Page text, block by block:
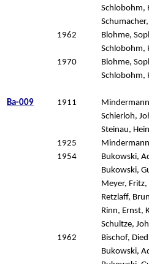
Schlobohm,
1962
Blohme,
Schlobohm,
1970
Blohme,
Schlobohm,
Ba-009 1911
Schierloh,
Steinau,
1925
1954
Bukowski,
Bukowski,
Meyer,
Retzlaff,
Rinn, Ernst,
Schultze,
1962
Bischof,
Bukowski,